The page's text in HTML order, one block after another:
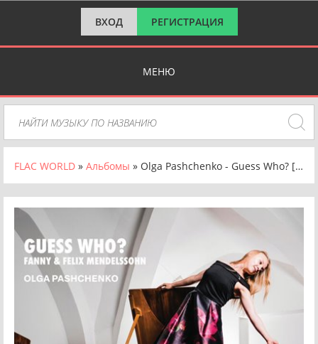
ВХОД РЕГИСТРАЦИЯ
МЕНЮ
FLAC WORLD » Альбомы » Olga Pashchenko - Guess Who? [24-bit Hi-Res] (2025) FLAC